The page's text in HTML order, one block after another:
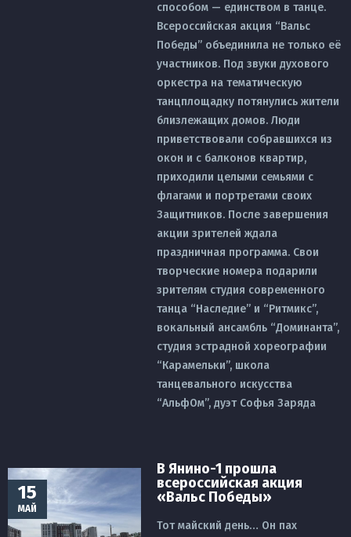
способом — единством в танце.
Всероссийская акция “Вальс
Победы” объединила не только её
участников. Под звуки духового
оркестра на тематическую
танцплощадку потянулись жители
близлежащих домов. Люди
приветствовали собравшихся из
окон и с балконов квартир,
приходили целыми семьями с
флагами и портретами своих
Защитников. После завершения
акции зрителей ждала
праздничная программа. Свои
творческие номера подарили
зрителям студия современного
танца “Наследие” и “Ритмикс”,
вокальный ансамбль “Доминанта”,
студия эстрадной хореографии
“Карамельки”, школа
танцевального искусства
“АльфОм”, дуэт Софья Заряда
15
МАЙ
В Янино-1 прошла
всероссийская акция
«Вальс Победы»
Тот майский день… Он пах